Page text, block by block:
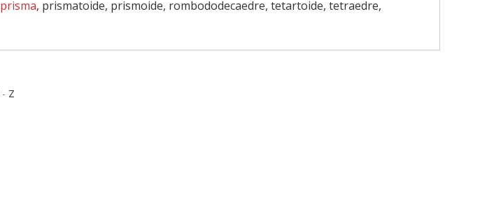
prisma, prismatoide, prismoide, rombododecaedre, tetartoide, tetraedre,
- Z